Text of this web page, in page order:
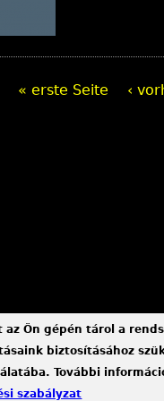
« erste Seite ‹
Ön gépén tárol a
biztosításához
További
szabályzat